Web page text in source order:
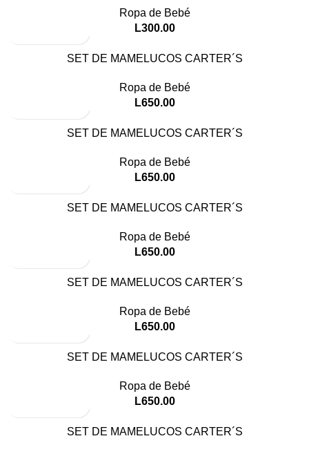
Ropa de Bebé
L300.00
SET DE MAMELUCOS CARTER´S
Ropa de Bebé
L650.00
SET DE MAMELUCOS CARTER´S
Ropa de Bebé
L650.00
SET DE MAMELUCOS CARTER´S
Ropa de Bebé
L650.00
SET DE MAMELUCOS CARTER´S
Ropa de Bebé
L650.00
SET DE MAMELUCOS CARTER´S
Ropa de Bebé
L650.00
SET DE MAMELUCOS CARTER´S